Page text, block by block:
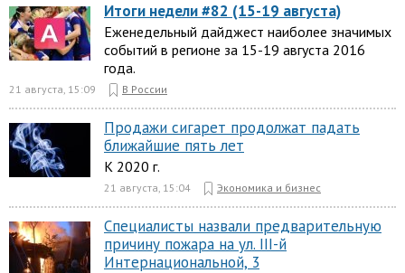
Итоги недели #82 (15-19 августа)
Еженедельный дайджест наиболее значимых
событий в регионе за 15-19 августа 2016
года.
21 августа, 15:09 В России
Продажи сигарет продолжат падать
ближайшие пять лет
К 2020 г.
21 августа, 15:04 Экономика и бизнес
Специалисты назвали предварительную
причину пожара на ул. III-й
Интернациональной, 3